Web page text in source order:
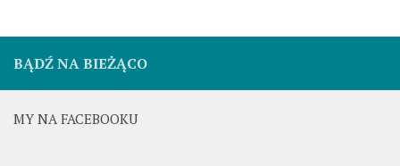
BĄDŹ NA BIEŻĄCO
MY NA FACEBOOKU